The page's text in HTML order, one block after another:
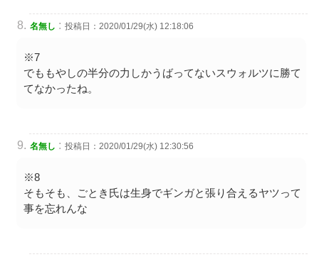
名無し : 投稿日：2020/01/29(水) 12:18:06
※7
でももやしの半分の力しかうばってないスウォルツに勝て
てなかったね。
名無し : 投稿日：2020/01/29(水) 12:30:56
※8
そもそも、ごとき氏は生身でギンガと張り合えるヤツって
事を忘れんな